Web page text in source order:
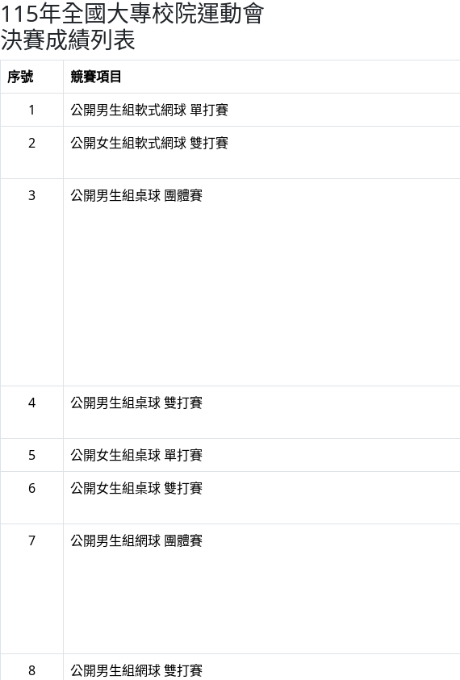
115年全國大專校院運動會
決賽成績列表
序號 競賽項目
1
公開男生組軟式網球 單打賽
2
公開女生組軟式網球 雙打賽
3 公開男生組桌球 團體賽
4 公開男生組桌球 雙打賽
5 公開女生組桌球 單打賽
6
公開女生組桌球 雙打賽
7 公開男生組網球 團體賽
8 公開男生組網球 雙打賽